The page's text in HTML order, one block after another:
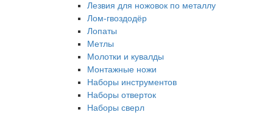
Лезвия для ножовок по металлу
Лом-гвоздодёр
Лопаты
Метлы
Молотки и кувалды
Монтажные ножи
Наборы инструментов
Наборы отверток
Наборы сверл